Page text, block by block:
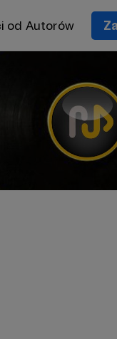
od Autorów